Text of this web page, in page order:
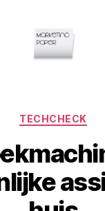
TECHCHECK
D
o
o